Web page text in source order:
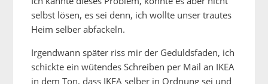
selbst lösen, es sei denn, ich wollte unser trautes
Heim selber abfackeln.
Irgendwann später riss mir der Geduldsfaden, ich
schickte ein wütendes Schreiben per Mail an IKEA
in dem Ton, dass IKEA selber in Ordnung sei und